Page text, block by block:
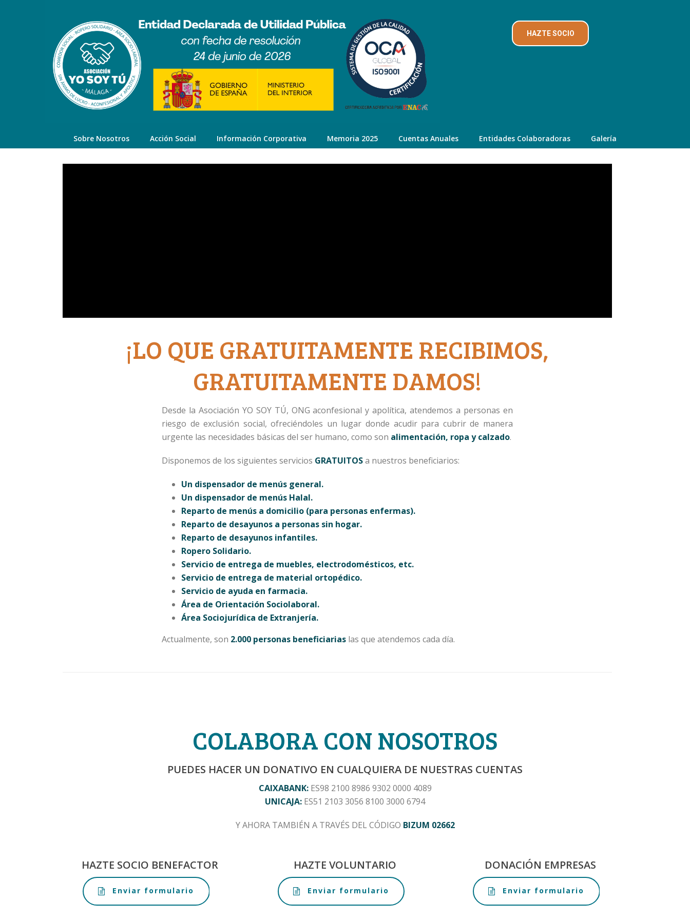
HAZTE SOCIO
Sobre Nosotros Acción Social Información Corporativa Memoria 2025 Cuentas Anuales Entidades Colaboradoras Galería
¡LO QUE GRATUITAMENTE RECIBIMOS,
GRATUITAMENTE DAMOS!
Desde la Asociación YO SOY TÚ, ONG aconfesional y apolítica, atendemos a personas en
riesgo de exclusión social, ofreciéndoles un lugar donde acudir para cubrir de manera
urgente las necesidades básicas del ser humano, como son alimentación, ropa y calzado.
Disponemos de los siguientes servicios GRATUITOSa nuestros beneficiarios:
Un dispensador de menús general.
Un dispensador de menús Halal.
Reparto de menús a domicilio (para personas enfermas).
Reparto de desayunos a personas sin hogar.
Reparto de desayunos infantiles.
Ropero Solidario.
Servicio de entrega de muebles, electrodomésticos, etc.
Servicio de entrega de material ortopédico.
Servicio de ayuda en farmacia.
Área de Orientación Sociolaboral.
Área Sociojurídica de Extranjería.
Actualmente, son 2.000 personas beneficiarias las que atendemos cada día.
COLABORA CON NOSOTROS
PUEDES HACER UN DONATIVO EN CUALQUIERA DE NUESTRAS CUENTAS
CAIXABANK:ES98 2100 8986 9302 0000 4089
UNICAJA: ES51 2103 3056 8100 3000 6794
Y AHORA TAMBIÉN A TRAVÉS DEL CÓDIGO BIZUM 02662
HAZTE SOCIO BENEFACTOR
Enviar formulario
HAZTE VOLUNTARIO
Enviar formulario
DONACIÓN EMPRESAS
Enviar formulario